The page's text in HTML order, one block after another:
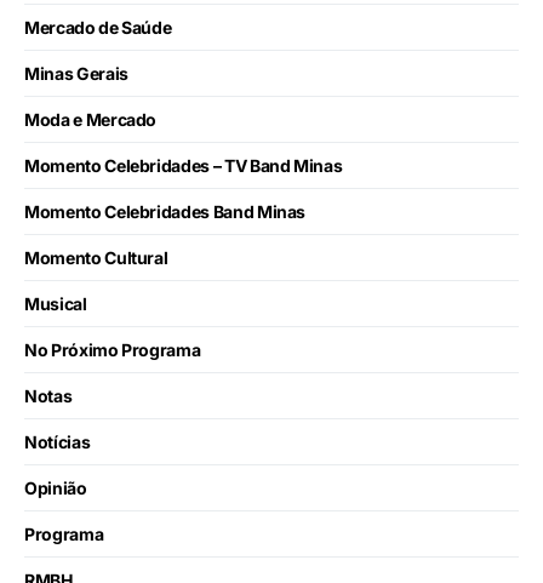
Mercado de Saúde
Minas Gerais
Moda e Mercado
Momento Celebridades – TV Band Minas
Momento Celebridades Band Minas
Momento Cultural
Musical
No Próximo Programa
Notas
Notícias
Opinião
Programa